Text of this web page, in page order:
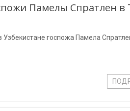
Памелы Спратлен в
госпожа Памела